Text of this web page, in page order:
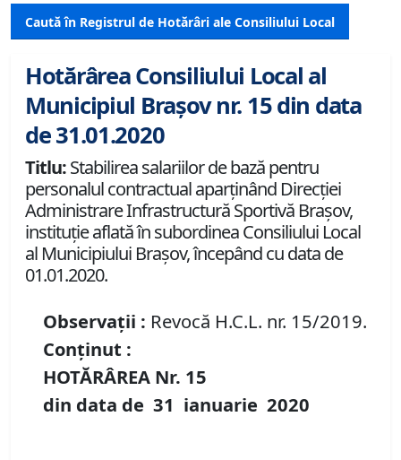
Caută în Registrul de Hotărâri ale Consiliului Local
Hotărârea Consiliului Local al
Municipiul Brașov nr. 15 din data
de 31.01.2020
Titlu:Stabilirea salariilor de bază pentru
personalul contractual aparținând Direcției
Administrare Infrastructură Sportivă Brașov,
instituţie aflată în subordinea Consiliului Local
al Municipiului Braşov, începând cu data de
01.01.2020.
Observații : Revocă H.C.L. nr. 15/2019.
Conținut :
HOTĂRÂREA Nr. 15
din data de 31 ianuarie 2020